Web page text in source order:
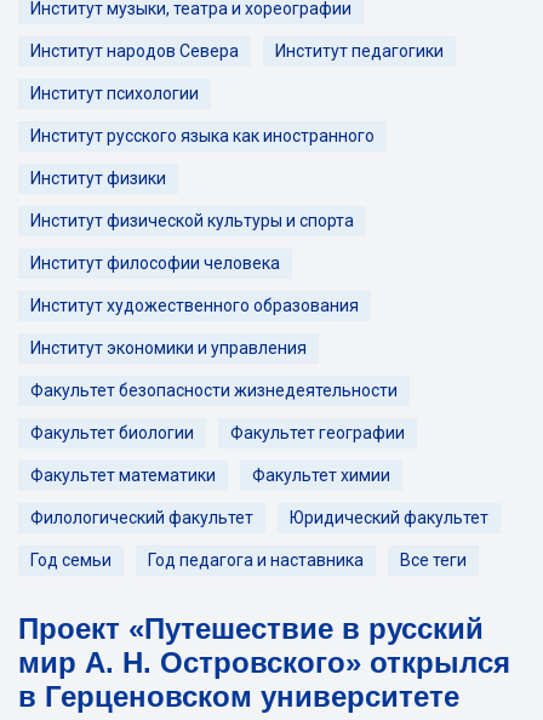
Институт музыки, театра и хореографии
Институт народов Севера Институт педагогики
Институт психологии
Институт русского языка как иностранного
Институт физики
Институт физической культуры и спорта
Институт философии человека
Институт художественного образования
Институт экономики и управления
Факультет безопасности жизнедеятельности
Факультет биологии Факультет географии
Факультет математики Факультет химии
Филологический факультет Юридический факультет
Год семьи Год педагога и наставника Все теги
Проект «Путешествие в русский
мир А. Н. Островского» открылся
в Герценовском университете